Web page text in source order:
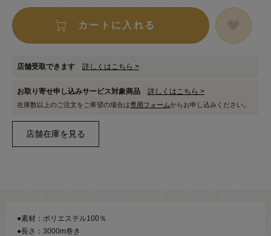
カートに入れる
店舗受取できます 詳しくはこちら >
お取り寄せ申し込みサービス対象商品 詳しくはこちら >
在庫数以上のご注文をご希望の場合は専用フォームからお申し込みください。
●素材：ポリエステル100％
●長さ：3000m巻き